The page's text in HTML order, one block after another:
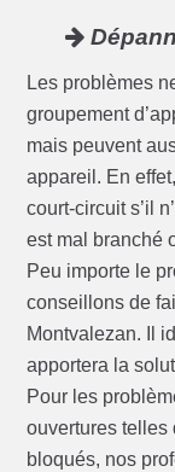
Les problèmes
groupement
mais peuvent
appareil. En
court-circuit s’il
est mal branché
Peu importe le
conseillons de
Montvalezan. Il
apportera la
Pour les
ouvertures telles
bloqués, nos